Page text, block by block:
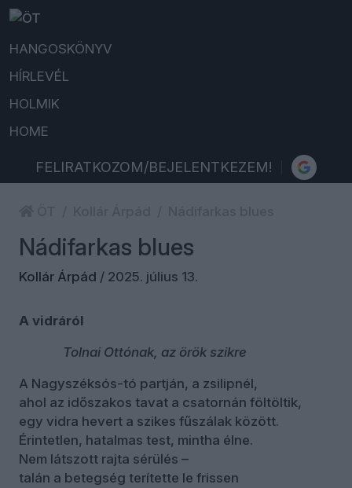
HANGOSKÖNYV
HÍRLEVÉL
HOLMIK
HOME
FELIRATKOZOM/BEJELENTKEZEM!
Nádifarkas blues
Kollár Árpád / 2025. július 13.
A vidráról
Tolnai Ottónak, az örök szikre
A Nagyszéksós-tó partján, a zsilipnél,
ahol az időszakos tavat a csatornán föltöltik,
egy vidra hevert a szikes fűszálak között.
Érintetlen, hatalmas test, mintha élne.
Nem látszott rajta sérülés –
talán a betegség terítette le frissen